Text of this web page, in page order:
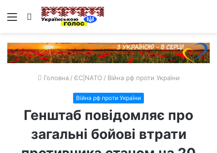
Меню Пошук
Головна / ЄС|NATO / Війна рф проти України
Війна рф проти України
Генштаб повідомляє про
загальні бойові втрати